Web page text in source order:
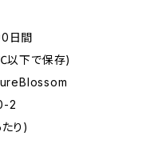
日間
以下で保存)
2
り)